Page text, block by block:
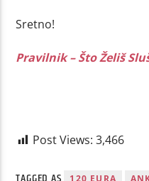
Sretno!
Pravilnik – Što Želiš
Post Views: 3,466
120 EURA